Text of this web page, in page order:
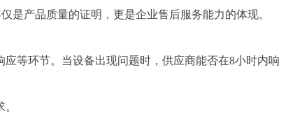
是产品质量的证明，更是企业售后服务能力的体现。
等环节。当设备出现问题时，供应商能否在8小时内响